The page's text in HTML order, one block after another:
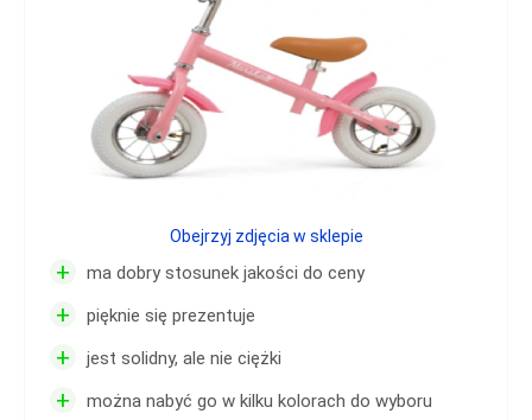
+ ma dobry stosunek jakości do ceny
+ pięknie się prezentuje
+ jest solidny, ale nie ciężki
+ można nabyć go w kilku kolorach do wyboru
Obejrzyj zdjęcia w sklepie